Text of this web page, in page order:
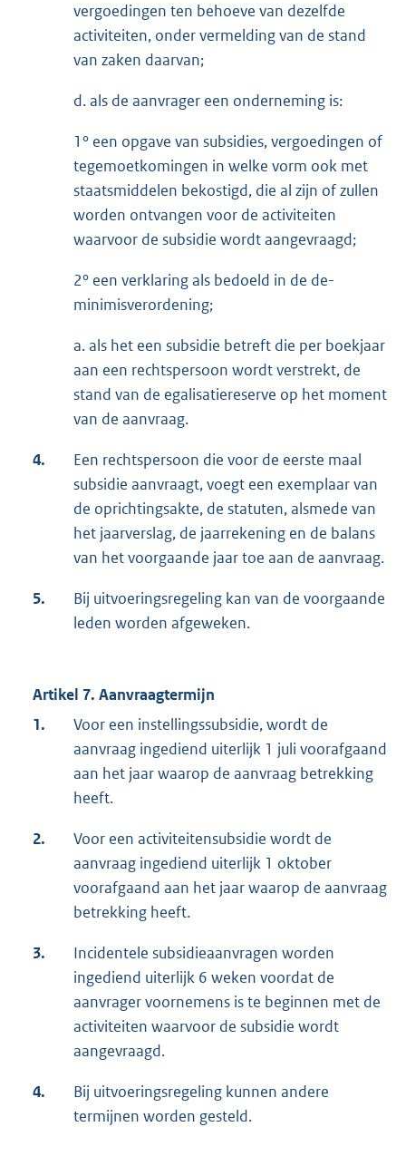
vergoedingen ten behoeve van dezelfde
activiteiten, onder vermelding van de stand
van zaken daarvan;
d. als de aanvrager een onderneming is:
1° een opgave van subsidies, vergoedingen of
tegemoetkomingen in welke vorm ook met
staatsmiddelen bekostigd, die al zijn of zullen
worden ontvangen voor de activiteiten
waarvoor de subsidie wordt aangevraagd;
2° een verklaring als bedoeld in de de-
minimisverordening;
a. als het een subsidie betreft die per boekjaar
aan een rechtspersoon wordt verstrekt, de
stand van de egalisatiereserve op het moment
van de aanvraag.
4.
Een rechtspersoon die voor de eerste maal
subsidie aanvraagt, voegt een exemplaar van
de oprichtingsakte, de statuten, alsmede van
het jaarverslag, de jaarrekening en de balans
van het voorgaande jaar toe aan de aanvraag.
5.
Bij uitvoeringsregeling kan van de voorgaande
leden worden afgeweken.
Artikel 7. Aanvraagtermijn
1.
Voor een instellingssubsidie, wordt de
aanvraag ingediend uiterlijk 1 juli voorafgaand
aan het jaar waarop de aanvraag betrekking
heeft.
2.
Voor een activiteitensubsidie wordt de
aanvraag ingediend uiterlijk 1 oktober
voorafgaand aan het jaar waarop de aanvraag
betrekking heeft.
3.
Incidentele subsidieaanvragen worden
ingediend uiterlijk 6 weken voordat de
aanvrager voornemens is te beginnen met de
activiteiten waarvoor de subsidie wordt
aangevraagd.
4.
Bij uitvoeringsregeling kunnen andere
termijnen worden gesteld.